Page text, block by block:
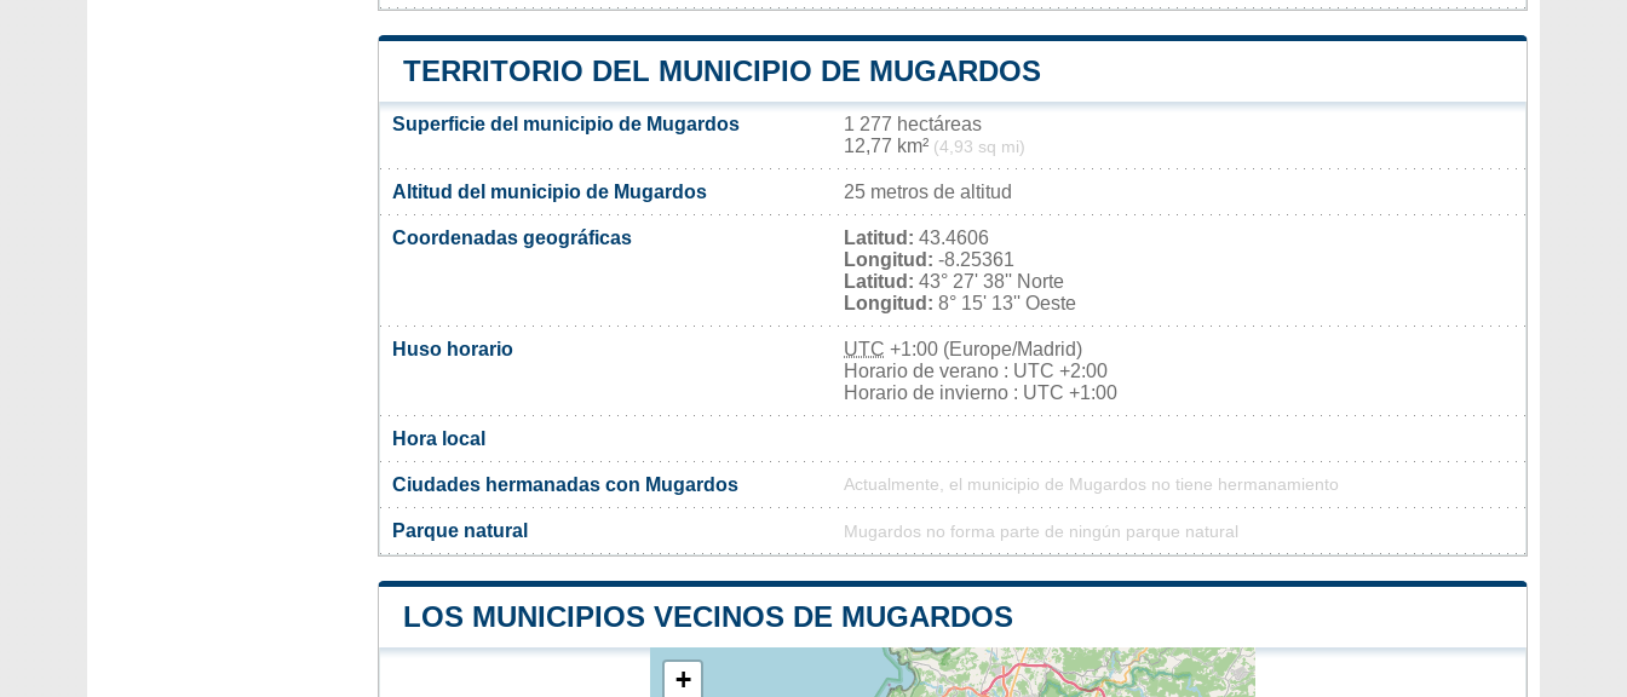
TERRITORIO DEL MUNICIPIO DE MUGARDOS
Superficie del municipio de Mugardos
1 277 hectáreas
12,77 km² (4,93 sq mi)
Altitud del municipio de Mugardos 25 metros de altitud
Coordenadas geográficas Latitud: 43.4606
Longitud: -8.25361
Latitud: 43° 27' 38'' Norte
Longitud: 8° 15' 13'' Oeste
Huso horario UTC +1:00 (Europe/Madrid)
Horario de verano : UTC +2:00
Horario de invierno : UTC +1:00
Hora local
Ciudades hermanadas con Mugardos Actualmente, el municipio de Mugardos no tiene hermanamiento
Parque natural Mugardos no forma parte de ningún parque natural
LOS MUNICIPIOS VECINOS DE MUGARDOS
+